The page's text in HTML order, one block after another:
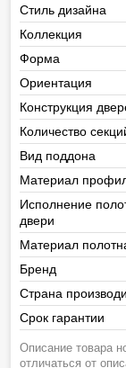
Стиль дизайна
Коллекция
Форма
Ориентация
Конструкция
Количество
Вид поддона
Материал
Исполнение
двери
Материал
Бренд
Страна
Срок гарантии
Описание товара
отличаться от